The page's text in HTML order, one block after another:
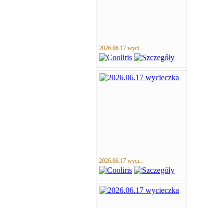
2026.06.17 wyci...
2026.06.17 wyci...